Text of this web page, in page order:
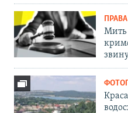
Мить